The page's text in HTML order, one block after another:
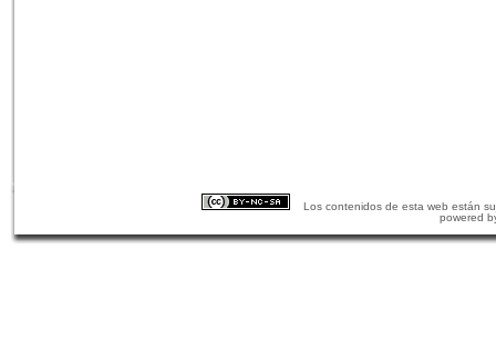
Los contenidos de esta web están
powered